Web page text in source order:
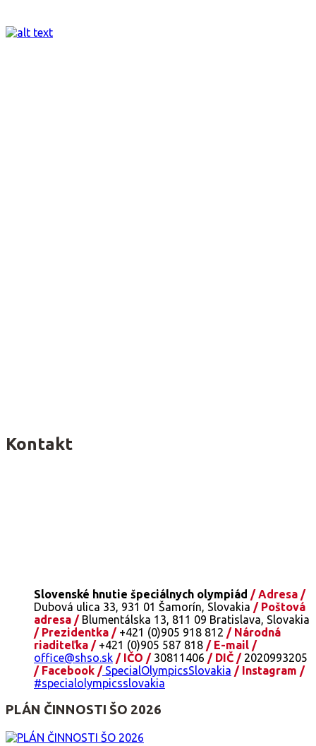
Kontakt
Slovenské hnutie špeciálnych olympiád / Adresa /
Dubová ulica 33, 931 01 Šamorín, Slovakia / Poštová
adresa /Blumentálska 13, 811 09 Bratislava, Slovakia
/ Prezidentka /+421 (0)905 918 812 / Národná
riaditeľka /+421 (0)905 587 818 / E-mail /
office@shso.sk / IČO /30811406 / DIČ /2020993205
/ Facebook /SpecialOlympicsSlovakia / Instagram /
#specialolympicsslovakia
PLÁN ČINNOSTI ŠO 2026